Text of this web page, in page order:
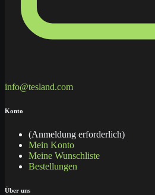
info@tesland.com
Konto
(Anmeldung erforderlich)
Mein Konto
Meine Wunschliste
Bestellungen
Über uns